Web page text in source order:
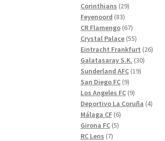
Corinthians 2929
Feyenoord 8383
produkter
CR Flamengo 6767
produkter
Crystal Palace 5555
produkter
Eintracht Frankfurt 2626
Galatasaray S.K. 3030
Sunderland AFC 1919
San Diego FC 99
produkter
Los Angeles FC 99
produkter
Deportivo La Coruña 44
Málaga CF 66
produkter
Girona FC 55
RC Lens 77